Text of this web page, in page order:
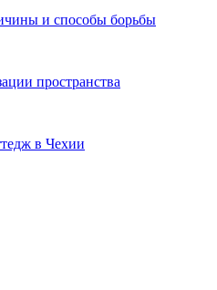
и способы борьбы
пространства
в Чехии